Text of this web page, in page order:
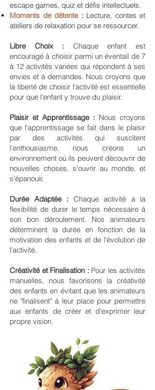
escape games, quiz et défis intellectuels.
Moments de détente:Lecture, contes et
ateliers de relaxation pour se ressourcer.
Libre Choix : Chaque enfant est
encouragé à choisir parmi un éventail de 7
à 12 activités variées qui répondent à ses
envies et à demandes. Nous croyons que
la liberté de choisir l'activité est essentielle
pour que l'enfant y trouve du plaisir.
Plaisir et Apprentissage : Nous croyons
que l'apprentissage se fait dans le plaisir
par des activités qui suscitent
l'enthousiasme, nous créons un
environnement où ils peuvent découvrir de
nouvelles choses, s'ouvrir au monde, et
s'épanouir.
Durée Adaptée : Chaque activité a la
flexibilité de durer le temps nécessaire à
son bon déroulement. Nos animateurs
déterminent la durée en fonction de la
motivation des enfants et de l'évolution de
l'activité.
Créativité et Finalisation : Pour les activités
manuelles, nous favorisons la créativité
des enfants en évitant que les animateurs
ne "finalisent" à leur place pour permettre
aux enfants de créer et d'exprimer leur
propre vision.